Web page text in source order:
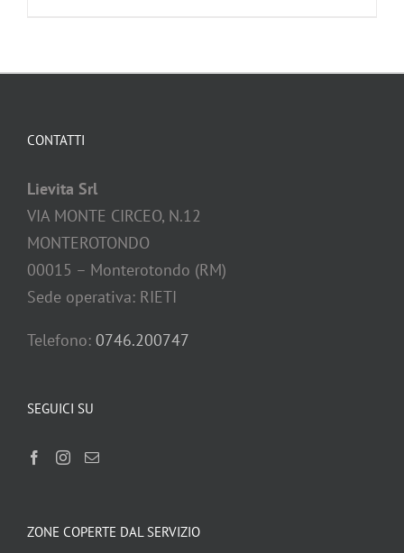
CONTATTI
Lievita Srl
VIA MONTE CIRCEO, N.12
MONTEROTONDO
00015 – Monterotondo (RM)
Sede operativa: RIETI
Telefono: 0746.200747
SEGUICI SU
ZONE COPERTE DAL SERVIZIO